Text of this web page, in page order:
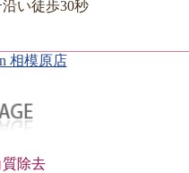
い徒歩30秒
相模原店
質除去